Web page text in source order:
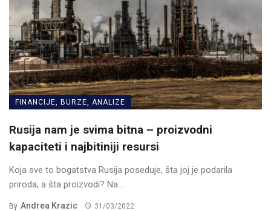
FINANCIJE, BURZE, ANALIZE
Rusija nam je svima bitna – proizvodni
kapaciteti i najbitiniji resursi
Koja sve to bogatstva Rusija poseduje, šta joj je podarila
priroda, a šta proizvodi? Na ...
By Andrea Krazic 31/03/2022